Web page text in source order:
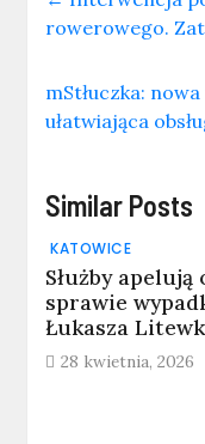
rowerowego.
mStłuczka:
ułatwiająca
Similar Posts
KATOWICE
Służby
sprawie
Łukasza
28 kwietnia, 2026